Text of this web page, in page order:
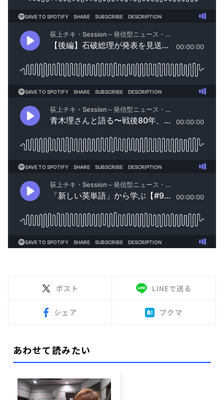
ポスト LINEで送る
シェア ブクマ
あわせて読みたい